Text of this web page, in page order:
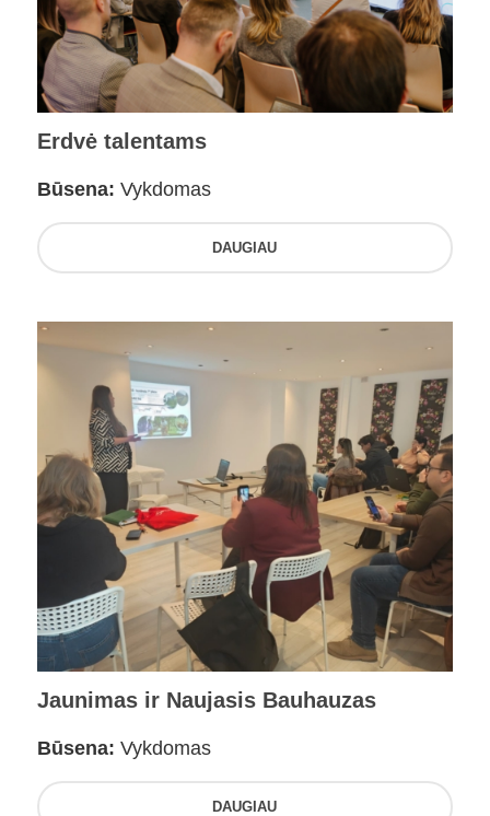
Erdvė talentams
Būsena: Vykdomas
DAUGIAU
Jaunimas ir Naujasis Bauhauzas
Būsena: Vykdomas
DAUGIAU